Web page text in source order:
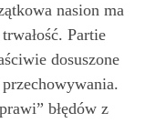
nasion ma
Partie
dosuszone
błędów z